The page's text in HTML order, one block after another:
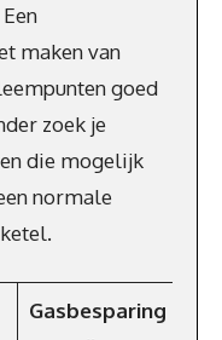
maken van
goed
zoek je
die mogelijk
normale
Gasbesparing